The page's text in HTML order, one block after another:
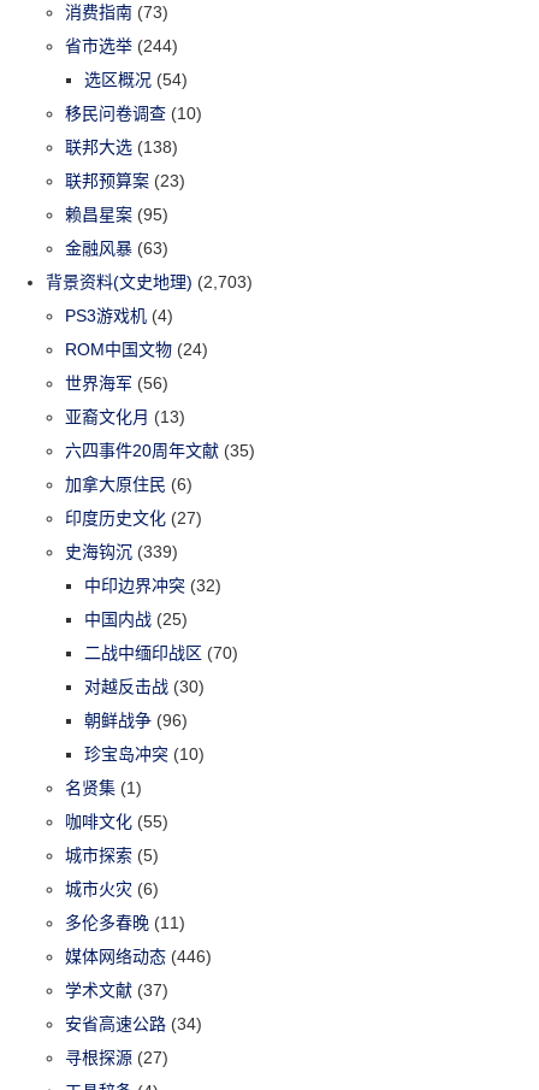
消费指南 (73)
省市选举 (244)
选区概况 (54)
移民问卷调查 (10)
联邦大选 (138)
联邦预算案 (23)
赖昌星案 (95)
金融风暴 (63)
背景资料(文史地理) (2,703)
PS3游戏机 (4)
ROM中国文物 (24)
世界海军 (56)
亚裔文化月 (13)
六四事件20周年文献 (35)
加拿大原住民 (6)
印度历史文化 (27)
史海钩沉 (339)
中印边界冲突 (32)
中国内战 (25)
二战中缅印战区 (70)
对越反击战 (30)
朝鲜战争 (96)
珍宝岛冲突 (10)
名贤集 (1)
咖啡文化 (55)
城市探索 (5)
城市火灾 (6)
多伦多春晚 (11)
媒体网络动态 (446)
学术文献 (37)
安省高速公路 (34)
寻根探源 (27)